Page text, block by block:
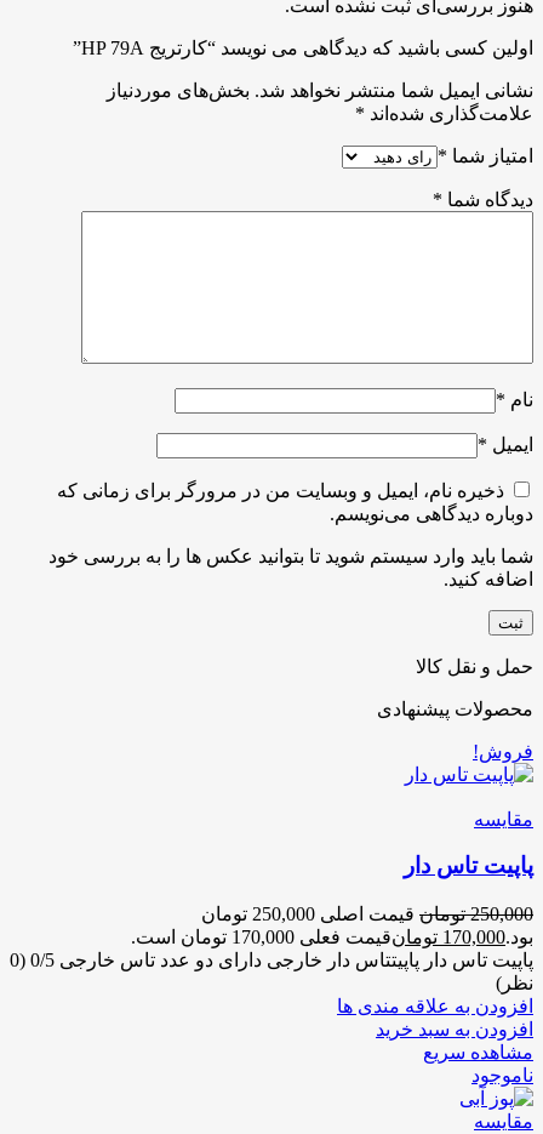
هنوز بررسی‌ای ثبت نشده است.
اولین کسی باشید که دیدگاهی می نویسد “کارتریج HP 79A”
نشانی ایمیل شما منتشر نخواهد شد. بخش‌های موردنیاز
علامت‌گذاری شده‌اند *
امتیاز شما *
دیدگاه شما *
نام *
ایمیل *
ذخیره نام، ایمیل و وبسایت من در مرورگر برای زمانی که
دوباره دیدگاهی می‌نویسم.
شما باید وارد سیستم شوید تا بتوانید عکس ها را به بررسی خود
اضافه کنید.
حمل و نقل کالا
محصولات پیشنهادی
فروش!
مقایسه
پاپیت تاس دار
250,000 تومان
قیمت اصلی 250,000 تومان
بود.170,000 تومانقیمت فعلی 170,000 تومان است.
پاپیت تاس دار پاپیتتاس دار خارجی دارای دو عدد تاس خارجی 0/5 (0
نظر)
افزودن به علاقه مندی ها
افزودن به سبد خرید
مشاهده سریع
ناموجود
مقایسه